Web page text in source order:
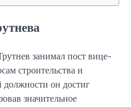
занимал пост вице-
строительства и
он достиг
значительное